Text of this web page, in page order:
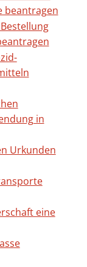
beantragen
in
Urkunden
eine